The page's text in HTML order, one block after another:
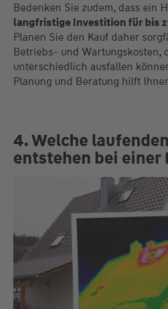
Bedenken Sie zudem, dass ein
langfristige Investition für bis
Planen Sie den Kauf daher
Betriebs- und Wartungskosten,
unterschiedlich ausfallen
Planung und Beratung hilft
4. Welche
entstehen bei einer